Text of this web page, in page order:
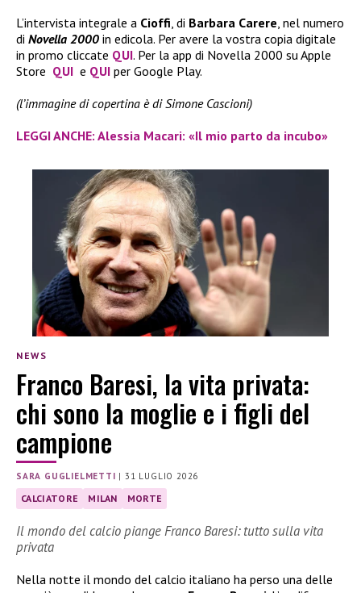
L’intervista integrale a Cioffi, di Barbara Carere, nel numero
di Novella 2000 in edicola. Per avere la vostra copia digitale
in promo cliccate QUI. Per la app di Novella 2000 su Apple
Store QUI e QUI per Google Play.
(l’immagine di copertina è di Simone Cascioni)
LEGGI ANCHE: Alessia Macari: «Il mio parto da incubo»
NEWS
Franco Baresi, la vita privata:
chi sono la moglie e i figli del
campione
SARA GUGLIELMETTI |31 LUGLIO 2026
CALCIATORE MILAN MORTE
Il mondo del calcio piange Franco Baresi: tutto sulla vita
privata
Nella notte il mondo del calcio italiano ha perso una delle